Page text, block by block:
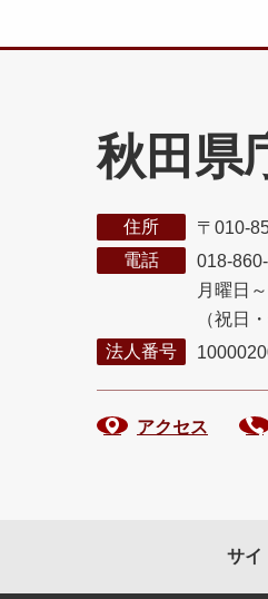
秋田県
住所
〒010-
電話
018-
月曜日
（祝日
法人番号
アクセス
サイ